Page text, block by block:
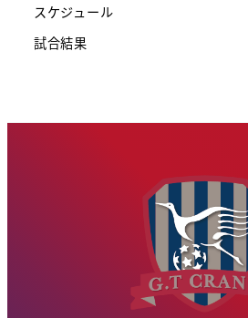
スケジュール
試合結果